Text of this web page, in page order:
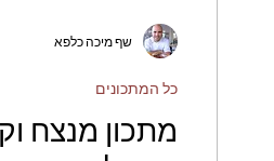
מתכון מנצח
כל המתכונים
שף מיכה כלפא